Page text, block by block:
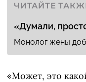
ЧИТАЙТЕ
«Думали,
Монолог жены
«Может, это